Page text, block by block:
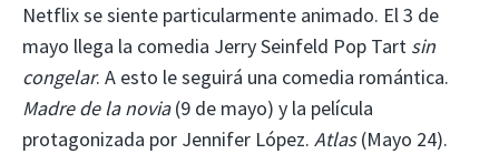
Netflix se siente particularmente animado. El 3 de
mayo llega la comedia Jerry Seinfeld Pop Tart sin
congelar. A esto le seguirá una comedia romántica.
Madre de la novia(9 de mayo) y la película
protagonizada por Jennifer López. Atlas(Mayo 24).